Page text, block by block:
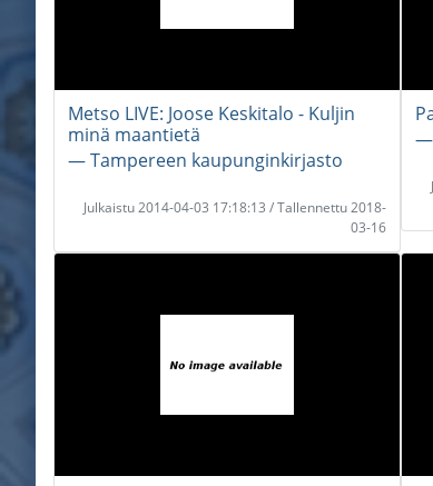
Metso LIVE: Joose Keskitalo - Kuljin
minä maantietä
― Tampereen kaupunginkirjasto
Julkaistu 2014-04-03 17:18:13 / Tallennettu 2018-
03-16
―